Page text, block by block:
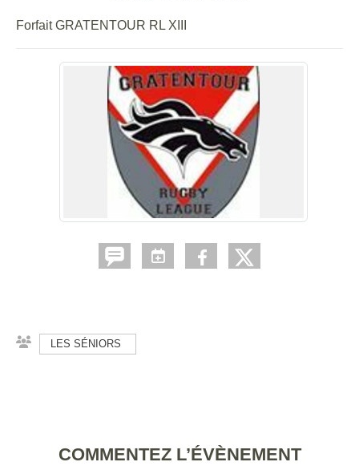
Forfait GRATENTOUR RL XIII
LES SÉNIORS
COMMENTEZ L’ÉVÈNEMENT